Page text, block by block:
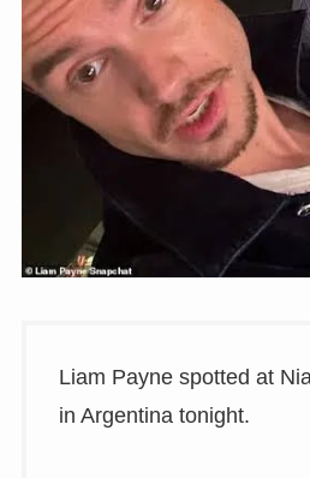
Liam Payne spotted at
in Argentina tonight.